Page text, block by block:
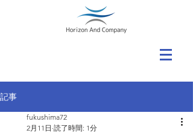
記事
fukushima72
2月11日 読了時間: 1分